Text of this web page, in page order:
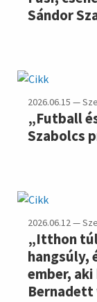
Sándor
2026.06.15 —
„Futball
Szabolcs
2026.06.12 —
„Itthon
hangsúly,
ember,